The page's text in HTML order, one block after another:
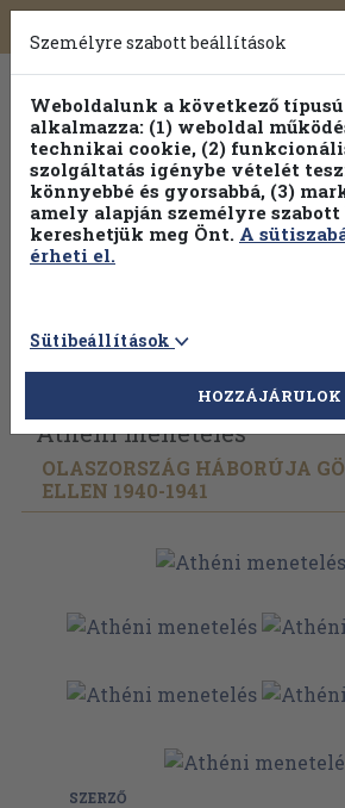
Toggle
navigation
Válogasson több mint 30 000
Hobbi témakörökben20%
Vissza az előző oldalra
Athéni menetelés
OLASZORSZÁG HÁBORÚJA
ELLEN 1940-1941
SZERZŐ
Személyre szabott beállítások
Weboldalunk a következő
alkalmazza: (1) weboldal
technikai cookie, (2)
szolgáltatás igénybe vételét
könnyebbé és gyorsabbá, (3)
amely alapján személyre
kereshetjük meg Önt. A
érheti el.
Sütibeállítások
HOZZÁJÁRULOK